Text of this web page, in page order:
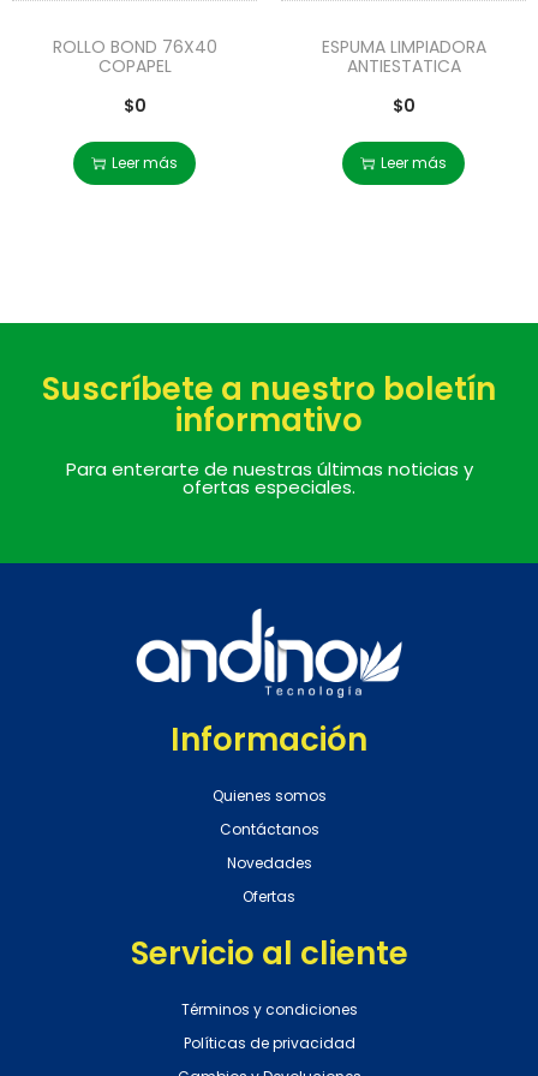
ROLLO BOND 76X40
COPAPEL
$0
Leer más
ESPUMA LIMPIADORA
ANTIESTATICA
$0
Leer más
Suscríbete a nuestro boletín
informativo
Para enterarte de nuestras últimas noticias y
ofertas especiales.
Información
Quienes somos
Contáctanos
Novedades
Ofertas
Servicio al cliente
Términos y condiciones
Políticas de privacidad